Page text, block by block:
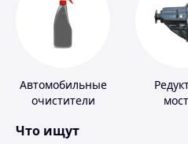
Автомобильные
очистители
Что ищут